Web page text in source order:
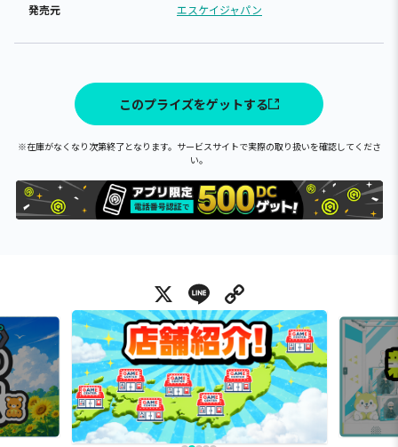
発売元 エスケイジャパン
このプライズをゲットする
※在庫がなくなり次第終了となります。サービスサイトで実際の取り扱いを確認してくださ
い。
X Line